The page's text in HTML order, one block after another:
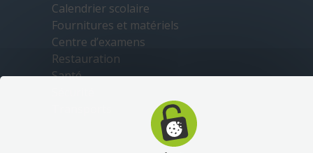
Calendrier scolaire
Fournitures et matériels
Centre d’examens
Restauration
Santé